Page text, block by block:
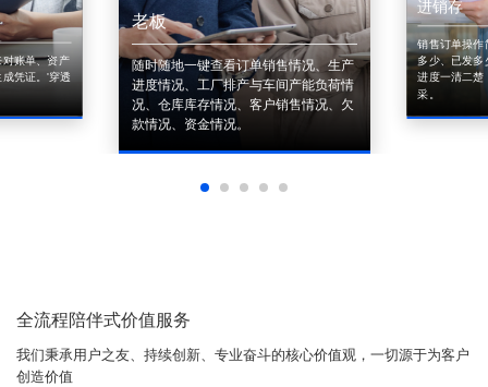
账单、资产
凭证。'穿透
老板
随时随地一键查看订单销售情况、生产
进度情况、工厂排产与车间产能负荷情
况、仓库库存情况、客户销售情况、欠
款情况、资金情况。
进销存
销售订单操作
多少、已发多
进度一清二楚
采。
全流程陪伴式价值服务
我们秉承用户之友、持续创新、专业奋斗的核心价值观，一切源于为客户
创造价值